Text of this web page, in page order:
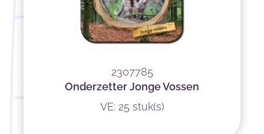
2307785
Onderzetter Jonge Vossen
VE: 25 stuk(s)